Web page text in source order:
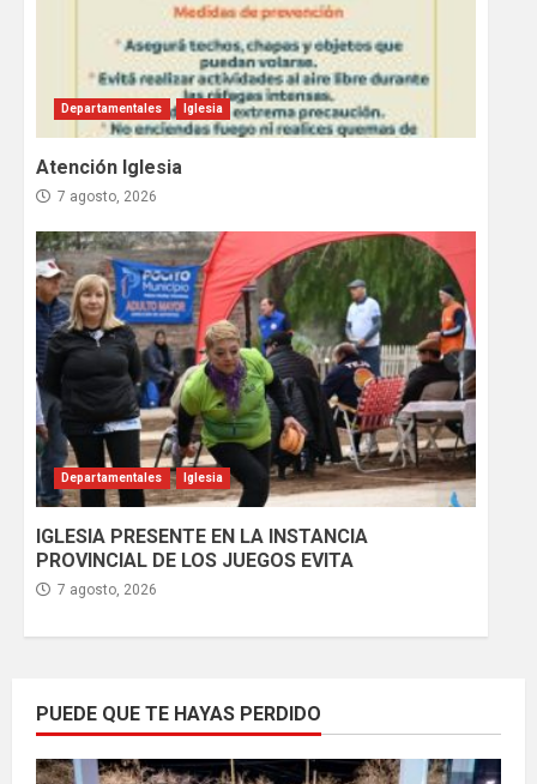
Departamentales Iglesia
Atención Iglesia
7 agosto, 2026
Departamentales Iglesia
IGLESIA PRESENTE EN LA INSTANCIA
PROVINCIAL DE LOS JUEGOS EVITA
7 agosto, 2026
PUEDE QUE TE HAYAS PERDIDO